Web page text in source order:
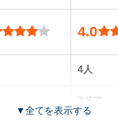
4.0
4人
3ドア
▼全てを表示する